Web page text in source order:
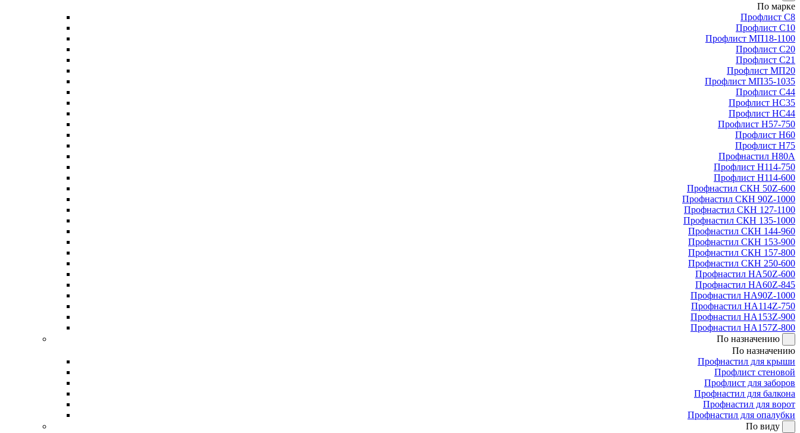
По марке
Профлист С8
Профлист С10
Профлист МП18-1100
Профлист С20
Профлист С21
Профлист МП20
Профлист МП35-1035
Профлист С44
Профлист НС35
Профлист НС44
Профлист Н57-750
Профлист Н60
Профлист Н75
Профнастил Н80А
Профлист Н114-750
Профлист Н114-600
Профнастил СКН 50Z-600
Профнастил СКН 90Z-1000
Профнастил СКН 127-1100
Профнастил СКН 135-1000
Профнастил СКН 144-960
Профнастил СКН 153-900
Профнастил СКН 157-800
Профнастил СКН 250-600
Профнастил НА50Z-600
Профнастил НА60Z-845
Профнастил НА90Z-1000
Профнастил НА114Z-750
Профнастил НА153Z-900
Профнастил НА157Z-800
По назначению
По назначению
Профнастил для крыши
Профлист стеновой
Профлист для заборов
Профнастил для балкона
Профнастил для ворот
Профнастил для опалубки
По виду